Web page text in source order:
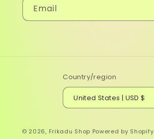
Email
Country/region
United States | USD $
© 2026, Frikadu Shop Powered by Shopify